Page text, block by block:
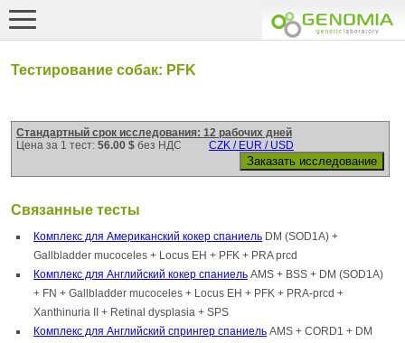
Тестирование собак: PFK
Стандартный срок исследования: 12 рабочих дней
Цена за 1 тест: 56.00 $ без НДС CZK / EUR / USD
Связанные тесты
Комплекс для Американский кокер спаниель DM (SOD1A) +
Gallbladder mucoceles + Locus EH + PFK + PRA prcd
Комплекс для Английский кокер спаниель AMS + BSS + DM (SOD1A)
+ FN + Gallbladder mucoceles + Locus EH + PFK + PRA-prcd +
Xanthinuria II + Retinal dysplasia + SPS
Комплекс для Английский спрингер спаниель AMS + CORD1 + DM